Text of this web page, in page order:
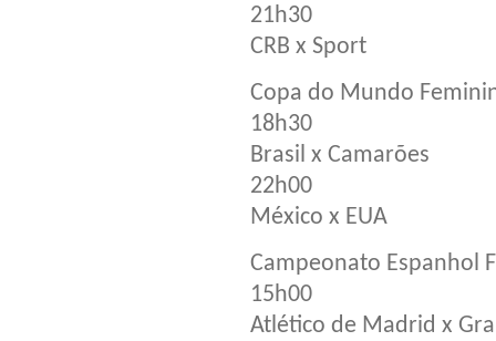
21h30
CRB x Sport
Copa do Mundo
18h30
Brasil x Camarões
22h00
México x EUA
Campeonato Espanhol
15h00
Atlético de Madrid x